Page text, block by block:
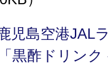
児島空港
黒酢ドリン